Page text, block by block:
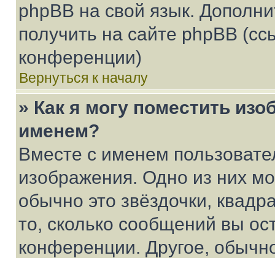
phpBB на свой язык.
получить на сайте phpBB
конференции)
Вернуться к началу
» Как я могу поместить
именем?
Вместе с именем
изображения. Одно из них
обычно это звёздочки,
то, сколько сообщений вы
конференции. Другое,